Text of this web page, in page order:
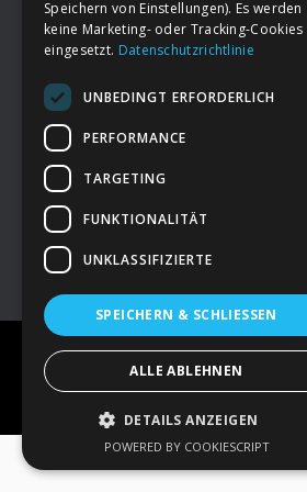
FooterDeine Spende
→ Impressum
→Kontakt zum PAO Team
COPYRIGHT © 2026 ·
FRAMEWORK·WORDPRESS
Speichern von Einstellungen). Es werden
keine Marketing- oder Tracking-Cookies
eingesetzt. Datenschutzrichtlinie
UNBEDINGT ERFORDERLICH
PERFORMANCE
TARGETING
FUNKTIONALITÄT
UNKLASSIFIZIERTE
SPEICHERN & SCHLIESSEN
ALLE ABLEHNEN
DETAILS ANZEIGEN
POWERED BY COOKIESCRIPT